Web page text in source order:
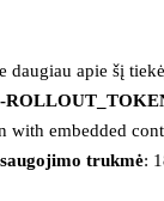
daugiau apie šį
with embedded
trukmė: